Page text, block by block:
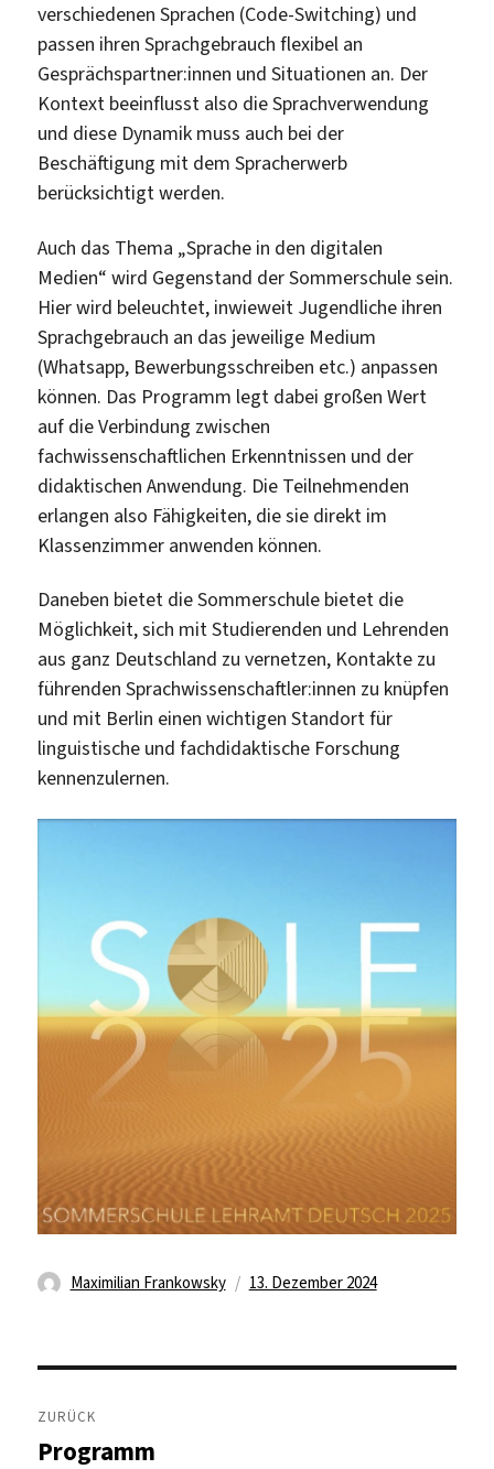
verschiedenen Sprachen (Code-Switching) und
passen ihren Sprachgebrauch flexibel an
Gesprächspartner:innen und Situationen an. Der
Kontext beeinflusst also die Sprachverwendung
und diese Dynamik muss auch bei der
Beschäftigung mit dem Spracherwerb
berücksichtigt werden.
Auch das Thema „Sprache in den digitalen
Medien“ wird Gegenstand der Sommerschule sein.
Hier wird beleuchtet, inwieweit Jugendliche ihren
Sprachgebrauch an das jeweilige Medium
(Whatsapp, Bewerbungsschreiben etc.) anpassen
können. Das Programm legt dabei großen Wert
auf die Verbindung zwischen
fachwissenschaftlichen Erkenntnissen und der
didaktischen Anwendung. Die Teilnehmenden
erlangen also Fähigkeiten, die sie direkt im
Klassenzimmer anwenden können.
Daneben bietet die Sommerschule bietet die
Möglichkeit, sich mit Studierenden und Lehrenden
aus ganz Deutschland zu vernetzen, Kontakte zu
führenden Sprachwissenschaftler:innen zu knüpfen
und mit Berlin einen wichtigen Standort für
linguistische und fachdidaktische Forschung
kennenzulernen.
Autor
Maximilian Frankowsky
Veröffentlicht
13. Dezember 2024
Beitragsnavigation
ZURÜCK
Vorheriger
Programm